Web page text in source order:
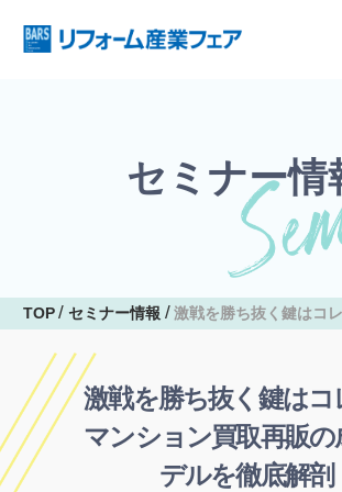
セミナー情
TOP セミナー情報 激戦を勝ち抜く鍵はコ
激戦を勝ち抜く鍵はコ
マンション買取再販の
デルを徹底解剖